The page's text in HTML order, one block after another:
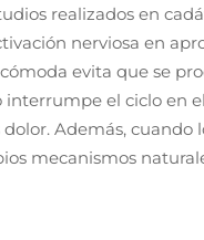
realizados en
nerviosa en
evita que se
interrumpe el ciclo en
Además,
mecanismos